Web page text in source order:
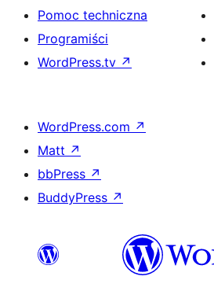
Pomoc techniczna
Programiści
WordPress.tv ↗
WordPress.com ↗
Matt ↗
bbPress ↗
BuddyPress ↗